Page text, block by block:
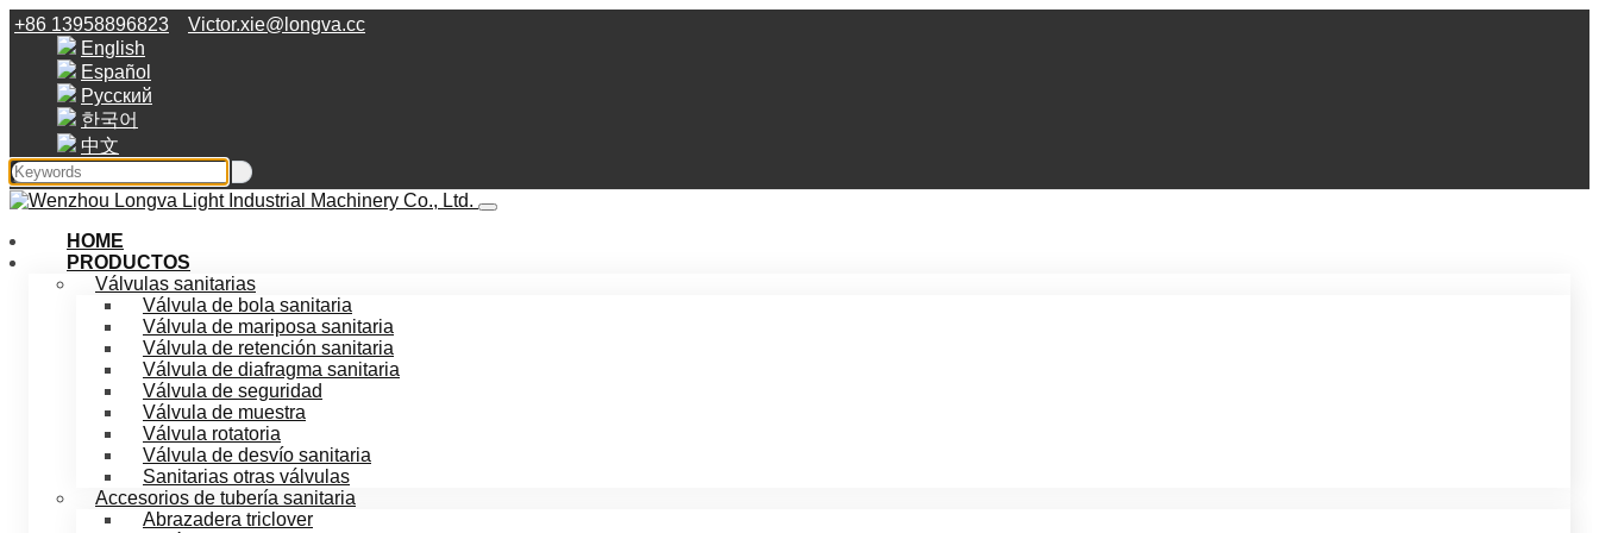
+86 13958896823
Victor.xie@longva.cc
English
Español
Русский
한국어
中文
HOME
PRODUCTOS
Válvulas sanitarias
Válvula de bola sanitaria
Válvula de mariposa sanitaria
Válvula de retención sanitaria
Válvula de diafragma sanitaria
Válvula de seguridad
Válvula de muestra
Válvula rotatoria
Válvula de desvío sanitaria
Sanitarias otras válvulas
Accesorios de tubería sanitaria
Abrazadera triclover